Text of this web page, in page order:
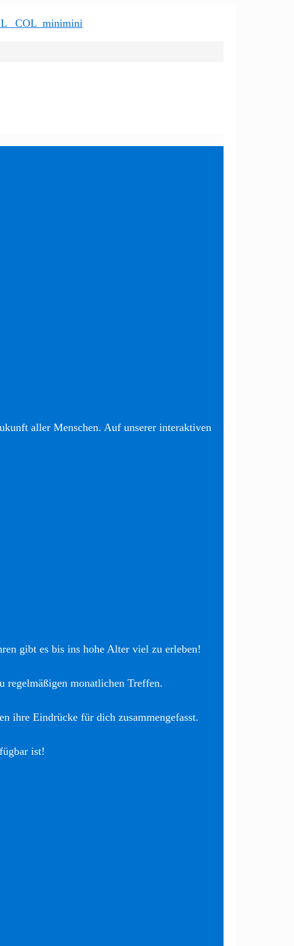
aller Menschen. Auf unserer interaktiven
gibt es bis ins hohe Alter viel zu erleben!
regelmäßigen monatlichen Treffen.
ihre Eindrücke für dich zusammengefasst.
ist!